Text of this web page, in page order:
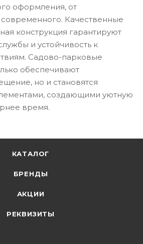
оформления, от
современного. Качественные
конструкция гарантируют
и устойчивость к
Садово-парковые
обеспечивают
но и становятся
создающими уютную
время.
КАТАЛОГ
БРЕНДЫ
АКЦИИ
РЕКВИЗИТЫ